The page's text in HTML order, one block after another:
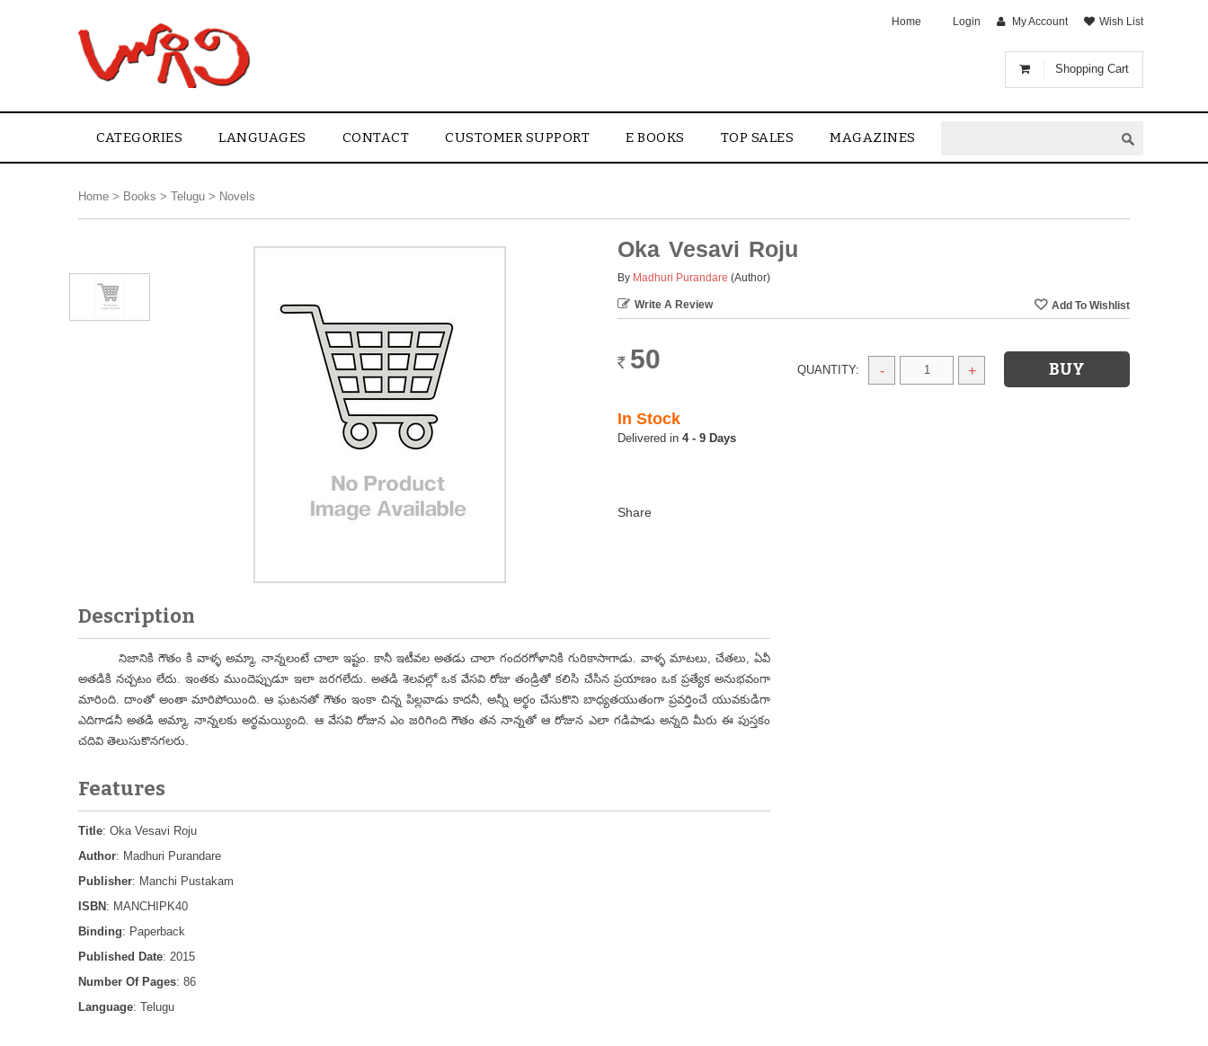
Shopping Cart
Home Login My Account Wish List
CATEGORIES LANGUAGES CONTACT CUSTOMER SUPPORT E BOOKS TOP SALES MAGAZINES
Home > Books > Telugu > Novels
Oka Vesavi Roju
By Madhuri Purandare (Author)
Write A Review
Rs. 50 QUANTITY: - +
In Stock
4 - 9 Days
Description
నిజానికి గౌతం కి వాళ్ళ అమ్మా, నాన్నలంటే చాలా ఇష్టం. కానీ ఇటీవల అతడు చాలా గందరగోళానికి గురికాసాగాడు. వాళ్ళ మాటలు, చేతలు, ఏవీ
అతడికి నచ్చటం లేదు. ఇంతకు ముందెప్పుడూ ఇలా జరగలేదు. అతడి శెలవల్లో ఒక వేసవి రోజు తండ్రితో కలిసి చేసిన ప్రయాణం ఒక ప్రత్యేక అనుభవంగా
మారింది. దాంతో అంతా మారిపోయింది. ఆ ఘటనతో గౌతం ఇంకా చిన్న పిల్లవాడు కాదనీ, అన్నీ అర్థం చేసుకొని బాధ్యతయుతంగా ప్రవర్తించే యువకుడిగా
ఎదిగాడనీ అతడి అమ్మా, నాన్నలకు అర్థమయ్యింది. ఆ వేసవి రోజున ఎం జరిగింది గౌతం తన నాన్నతో ఆ రోజున ఎలా గడిపాడు అన్నది మీరు ఈ పుస్తకం
చదివి తెలుసుకొనగలరు.
Features
Title: Oka Vesavi Roju
Author: Madhuri Purandare
Publisher: Manchi Pustakam
ISBN : MANCHIPK40
Binding: Paperback
Published Date: 2015
Number Of Pages: 86
Language: Telugu